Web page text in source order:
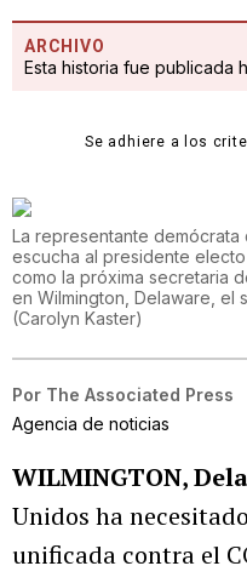
ARCHIVO
Esta historia fue publicada
Se adhiere a los
La representante demócrata
escucha al presidente
como la próxima secretaria
en Wilmington, Delaware, el
(Carolyn Kaster)
Por The Associated Press
Agencia de noticias
WILMINGTON,
Unidos ha
unificada contra el